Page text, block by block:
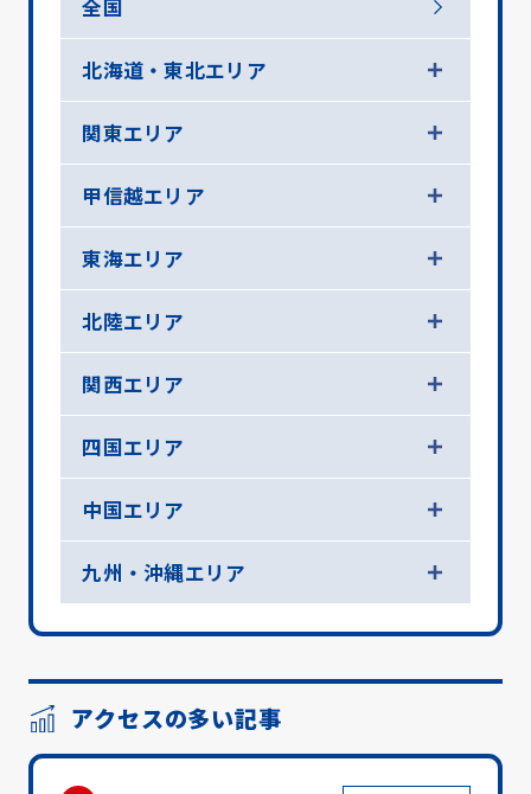
全国
北海道・東北エリア
関東エリア
甲信越エリア
東海エリア
北陸エリア
関西エリア
四国エリア
中国エリア
九州・沖縄エリア
アクセスの多い記事